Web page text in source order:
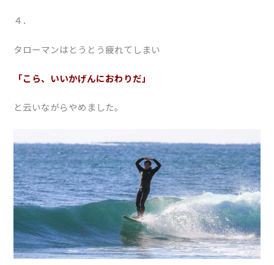
４．
タローマンはとうとう疲れてしまい
「こら、いいかげんにおわりだ」
と云いながらやめました。